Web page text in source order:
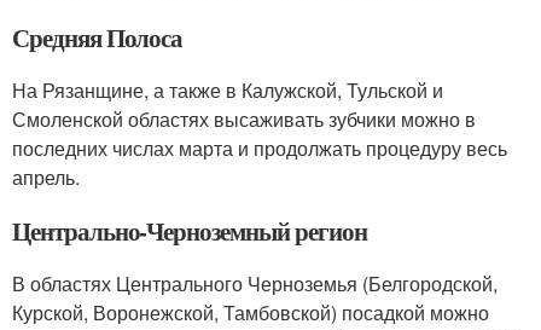
Средняя Полоса
На Рязанщине, а также в Калужской, Тульской и
Смоленской областях высаживать зубчики можно в
последних числах марта и продолжать процедуру весь
апрель.
Центрально-Черноземный регион
В областях Центрального Черноземья (Белгородской,
Курской, Воронежской, Тамбовской) посадкой можно